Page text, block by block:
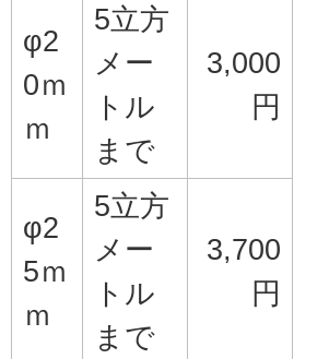
φ2
0ｍ
ｍ
5立方
メー
トル
まで
3,000
円
φ2
5ｍ
ｍ
5立方
メー
トル
まで
3,700
円